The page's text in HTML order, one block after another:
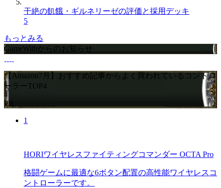
干絶の飢餓・ギルネリーゼの評価と採用デッキ
5
もっとみる
GameWithからのお知らせ
【Amazon7月】おすすめ記事からよく買われているコントロ
ーラーTOP4
PR
1
HORIワイヤレスファイティングコマンダー OCTA Pro
格闘ゲームに最適な6ボタン配置の高性能ワイヤレスコ
ントローラーです。